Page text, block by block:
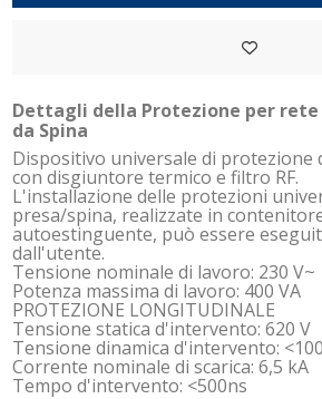
Dettagli della Protezione per
da Spina
Dispositivo universale di
con disgiuntore termico e filtro RF.
L'installazione delle protezioni
presa/spina, realizzate in
autoestinguente, può essere
dall'utente.
Tensione nominale di lavoro: 230 V~
Potenza massima di lavoro: 400 VA
PROTEZIONE LONGITUDINALE
Tensione statica d'intervento: 620 V
Tensione dinamica d'intervento:
Corrente nominale di scarica: 6,5 kA
Tempo d'intervento: <500ns